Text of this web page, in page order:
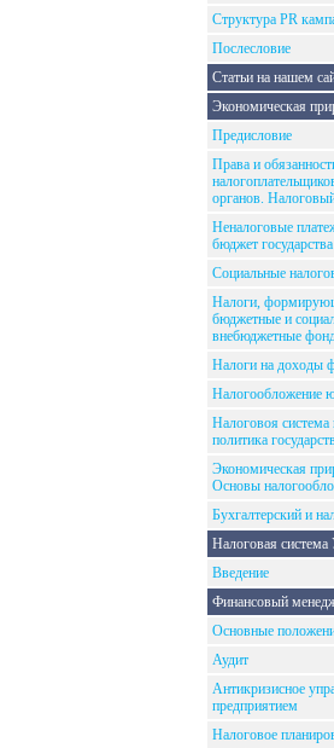
Структура PR
Послесловие
Статьи на нашем
Экономическая
Предисловие
Права и
органов.
Неналоговые
бюджет государства
Социальные
Налоги,
бюджетные и
внебюджетные
Налоги на доходы
Налогообложение
Налоговоя система
политика
Экономическая
Основы
Бухгалтерский и
Налоговая
Введение
Финансовый
Основные
Аудит
Антикризисное
предприятием
Налоговое